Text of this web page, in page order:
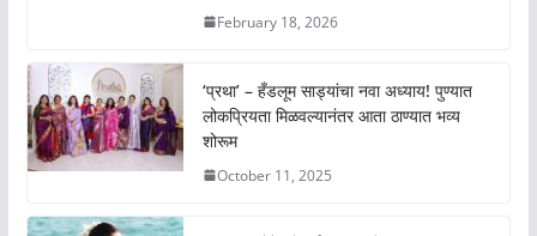
February 18, 2026
‘प्रथा’ – हँडलूम साड्यांचा नवा अध्याय! पुण्यात
लोकप्रियता मिळवल्यानंतर आता ठाण्यात भव्य
शोरूम
October 11, 2025